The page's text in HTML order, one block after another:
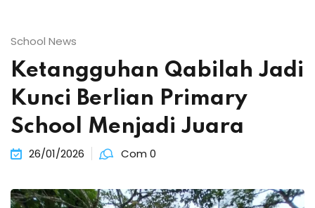
School News
Ketangguhan Qabilah Jadi
Kunci Berlian Primary
School Menjadi Juara
26/01/2026 Com 0